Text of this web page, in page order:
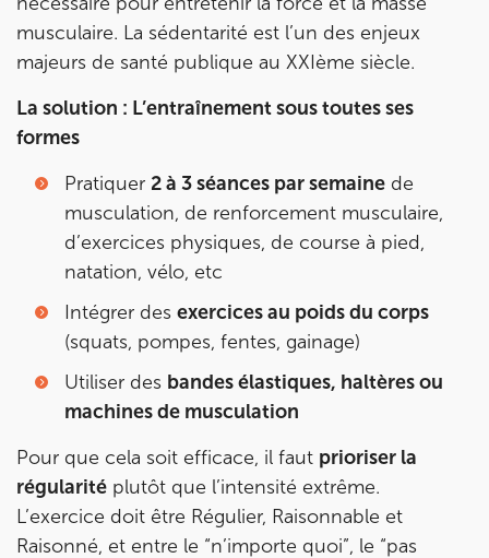
musculaire. La sédentarité est l’un des enjeux
majeurs de santé publique au XXIème siècle.
La solution : L’entraînement sous toutes ses
formes
Pratiquer 2 à 3 séances par semaine de
musculation, de renforcement musculaire,
d’exercices physiques, de course à pied,
natation, vélo, etc
Intégrer des exercices au poids du corps
(squats, pompes, fentes, gainage)
Utiliser des bandes élastiques, haltères ou
machines de musculation
Pour que cela soit efficace, il faut prioriser la
régularité plutôt que l’intensité extrême.
L’exercice doit être Régulier, Raisonnable et
Raisonné, et entre le “n’importe quoi”, le “pas